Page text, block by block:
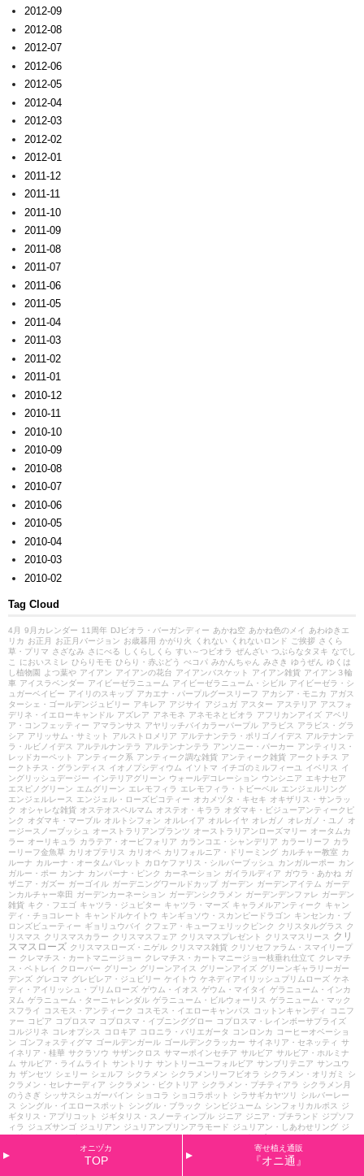
2012-09
2012-08
2012-07
2012-06
2012-05
2012-04
2012-03
2012-02
2012-01
2011-12
2011-11
2011-10
2011-09
2011-08
2011-07
2011-06
2011-05
2011-04
2011-03
2011-02
2011-01
2010-12
2010-11
2010-10
2010-09
2010-08
2010-07
2010-06
2010-05
2010-04
2010-03
2010-02
Tag Cloud
4月 9月カレンダー 11周年 DJビオラ・バーガンディー あかね空 あかね色のメイ
あわゆきエ
リカ お正月 お正月バージョン お歳暮用 かがり火 くれない くれないロンド ご挨拶 さくら
草・プリマ さざなみ さにべる しくらしくら すい～つビオラ ぜんざい つぶらなタヌキ なでし
こ
においスミレ ひらりモモ ひらり・赤ぶどう べコパ みかんちゃん みさき ゆうぜん
ゆくは
し植物園
よつ葉や アイアン アイアンの花台 アイアンバスケット アイアン雑貨 アイアン３輪
車 アイスラベンダー アイビーゼラニューム アイビーゼラニューム・シビル アイビーゼラ・シ
ュガーベイビー アイリのスキップ アカエナ・パープルグースリーフ アカシア・モニカ アガス
ターシェ・ゴールデンジュビリー アキレア アジサイ アジュガ アスター アステリア アスフォ
デリネ・イエローキャンドル アズレア アネモネ アネモネとビオラ アフリカンアイズ アベリ
ア・コンフェッティー アマランサス アヤリッチバイカラーパープル アラビス
アラビス・グラ
シア アリッサム・サミット アルストロメリア アルテナンテラ・ポリゴノイデス
アルテナンテ
ラ・ルビノイデス
アルテルナンテラ アルテンナンテラ アンソニー・パーカー アンティリス・
レッドカーペット
アンティーク系 アンティーク調な雑貨 アンティーク雑貨 アークトチス
ア
ークトチス・グランディス
イオノプシディウム イソトマ イチゴのミルフィーユ イベリス
イ
ングリッシュデージー インテリアグリーン ウォールデコレーション ウンシニア エキナセア
エスピノグリーン エムグリーン エレモフィラ エレモフィラ・トビーベル エンジェルリング
エンジェルレース
エンジェル・ローズピコティー オカメヅタ・キセキ オキザリス・サンラッ
ク
オシャレな雑貨 オステオスペルマム オステオ・キララ
オダマキ・ビジューアンティークピ
ンク
オダマキ・マーブル オルトシフォン オルレイア オルレイヤ オレガノ オレガノ・ユノ
オ
ージースノーブッシュ
オーストラリアンプランツ オーストラリアンローズマリー オータムカ
ラー オーリキュラ カラテア・オービフォリア カランコエ・シャンデリア カラーリーフ カラ
ーリーフ金魚草 カリオプテリス カリオペ カリフォルニア・ドリーミング カルチャー教室 カ
ルーナ カルーナ・オータムパレット カロケファリス・シルバーブッシュ カンガルーポー カン
ガルー・ポー カンナ カンパーナ・ピンク カーネーション ガイラルディア ガウラ・あかね ガ
ザニア・ガズー ガーゴイル ガーデニングワールドカップ ガーデン ガーデンアイテム ガーデ
ンカルチャー幸田
ガーデンカーネーション ガーデンシクラメン ガーデンデンファレ ガーデン
雑貨 キク・フエゴ キャツラ・ジュピター キャツラ・マーズ キャラメルアンティーク
キャン
ディ・チョコレート
キャンドルケイトウ キンギョソウ・スカンピードラゴン キンセンカ・ブ
ロンズビューティー ギョリュウバイ クフェア・キューフェリックピンク クリスタルグラス
ク
リスマス
クリスマスカラー クリスマスフェア クリスマスプレゼント クリスマスリース
クリ
スマスローズ クリスマスローズ・ニゲル クリスマス雑貨 クリソセファラム・スマイリープ
ー クレマチス・カートマニージョー クレマチス・カートマニージョー枝垂れ仕立て クレマチ
ス・ペトレイ
クローバー グリーン グリーンアイス グリーンアイズ グリーンギャラリーガー
デンズ グレコマ グレビレア・ジュビリー ケイトウ ケネディアイリッシュプリムローズ ケネ
ディ・アイリッシュ・プリムローズ ゲウム・イオス ゲウム・マイタイ ゲラニューム・インカ
ヌム ゲラニューム・ターニャレンダル ゲラニューム・ビルウォーリス ゲラニューム・マック
スフライ
コスモス・アンティーク コスモス・イエローキャンパス コットンキャンディ
コニフ
ァー
コピア コプロスマ コプロスマ・イブニンググロー
コプロスマ・レインボーサプライズ
コルジリネ
コレオプシス コロキア コロニラ・バリエガータ コンロンカ
コーヒーオベーショ
ン ゴンフォスティグマ ゴールデンガール ゴールデンクラッカー サイネリア・セネッティ サ
イネリア・桂華 サクラソウ サザンクロス サマーポインセチア サルビア サルビア・ホルミナ
ム サルビア・ライムライト サントリナ サントリーユーフォルビア サンブリテニア サンユウ
カ ザンセツ シェリー シェルフ シクラメン シクラメンリーフビオラ シクラメン・オリガミ
シ
クラメン・セレナーディア シクラメン・ビクトリア シクラメン・プチティアラ
シクラメン月
のうさぎ シッサスシュガーバイン ショコラ ショコラポット シラサギカヤツリ
シルバーレー
ス
シングル・イエロースポット シングル・ブラック シンビジューム シンフォリカルポス
ジ
ギタリス・アプリコット
ジギタリス・スノーティンプル ジニア ジニア・プチランド ジプソフ
ィラ
ジュズサンゴ ジュリアン ジュリアンプリンアラモード ジュリアン・しあわせリング ジ
ュリアン・アカツキ ジュリアン・アンジュ ジュリアン・シャンパンブルー ジュリアン・シル
ジュリアン・プリンアラモード
スイートハーブメキシカン
スカエボラ
スカビオサ スカビオサ・ブルーバルーン スティパ ステルニー
スプラッシュ・メドゥ
オニヅカ
TOP
寄せ植え通販
『オニ通』